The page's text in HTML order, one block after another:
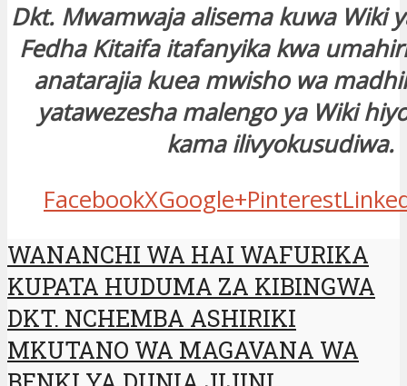
Dkt. Mwamwaja alisema kuwa Wiki
Fedha Kitaifa itafanyika kwa
anatarajia kuea mwisho wa
yatawezesha malengo ya Wiki
kama ilivyokusudiwa.
FacebookXGoogle+Pinterest
WANANCHI WA HAI WAFURIKA
KUPATA HUDUMA ZA KIBINGWA
DKT. NCHEMBA ASHIRIKI
MKUTANO WA MAGAVANA WA